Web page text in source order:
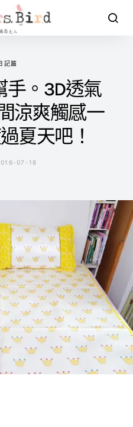
記篇
手。3D透氣
涼爽觸感一
夏天吧！
07-18